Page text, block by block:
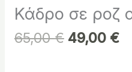
Κάδρο σε ροζ
65,00€ 49,00 €